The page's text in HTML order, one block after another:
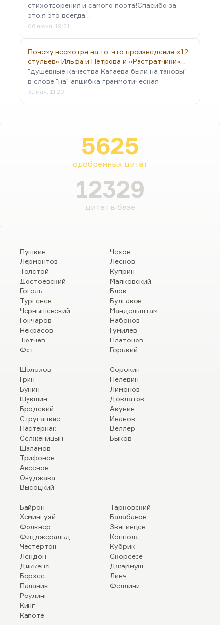
стихотворения и самого поэта!Спасибо за
это,я это всегда…
06 июня, 19:21
Почему несмотря на то, что произведения «12
стульев» Ильфа и Петрова и «Растратчики»…
"душевные качества Катаева были на таковы" -
в слове "на" апшибка граммотическая
31 мая, 11:20
5625
одобренных цитат
12329
цитат в базе
Пушкин
Лермонтов
Толстой
Достоевский
Гоголь
Тургенев
Чернышевский
Гончаров
Некрасов
Тютчев
Фет
Чехов
Лесков
Куприн
Маяковский
Блок
Булгаков
Мандельштам
Набоков
Гумилев
Платонов
Горький
Шолохов
Грин
Бунин
Шукшин
Бродский
Стругацкие
Пастернак
Солженицын
Шаламов
Трифонов
Аксенов
Окуджава
Высоцкий
Сорокин
Пелевин
Лимонов
Довлатов
Акунин
Иванов
Веллер
Быков
Байрон
Хемингуэй
Фолкнер
Фицджеральд
Честертон
Лондон
Диккенс
Борхес
Паланик
Роулинг
Кинг
Капоте
Тарковский
Балабанов
Звягинцев
Коппола
Кубрик
Скорсезе
Джармуш
Линч
Феллини